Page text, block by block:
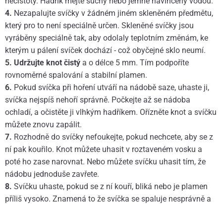
4. Nezapalujte svíčky v žádném jiném skleněném předmětu,
který pro to není speciálně určen. Skleněné svíčky jsou
vyráběny speciálně tak, aby odolaly teplotním změnám, ke
kterým u pálení svíček dochází - což obyčejné sklo neumí.
5. Udržujte knot čistý a o délce 5 mm. Tím podpoříte
rovnoměrné spalování a stabilní plamen.
6. Pokud svíčka při hoření utváří na nádobě saze, uhaste ji,
svíčka nejspíš nehoří správně. Počkejte až se nádoba
ochladí, a očistěte ji vlhkým hadříkem. Ořízněte knot a svíčku
můžete znovu zapálit.
7. Rozhodně do svíčky nefoukejte, pokud nechcete, aby se z
ní pak kouřilo. Knot můžete uhasit v roztaveném vosku a
poté ho zase narovnat. Nebo můžete svíčku uhasit tím, že
nádobu jednoduše zavřete.
8. Svíčku uhaste, pokud se z ní kouří, bliká nebo je plamen
příliš vysoko. Znamená to že svíčka se spaluje nesprávně a